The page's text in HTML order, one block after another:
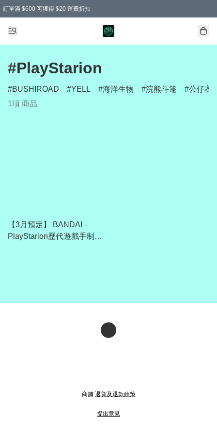
訂單滿 $600 可獲得 $20 運費折扣
#PlayStarion
BUSHIROAD YELL 海洋生物 浣熊斗篷
公仔衣
1項 商品
【3月預定】 BANDAI -
PlayStarion歷代遊戲手制匙
商舖 退貨及退款政策
提出意見